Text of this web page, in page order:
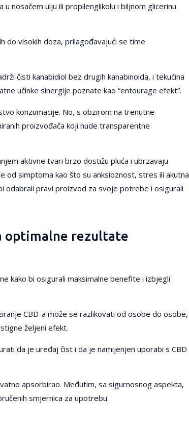
nosačem ulju ili propilenglikolu i biljnom glicerinu
do visokih doza, prilagođavajući se time
čisti kanabidiol bez drugih kanabinoida, i tekućina
učinke sinergije poznate kao “entourage efekt”.
konzumacije. No, s obzirom na trenutne
proizvođača koji nude transparentne
aktivne tvari brzo dostižu pluća i ubrzavaju
od simptoma kao što su anksioznost, stres ili akutna
odabrali pravi proizvod za svoje potrebe i osigurali
optimalne rezultate
kako bi osigurali maksimalne benefite i izbjegli
CBD-a može se razlikovati od osobe do osobe,
željeni efekt.
da je uređaj čist i da je namijenjen uporabi s CBD
apsorbirao. Međutim, sa sigurnosnog aspekta,
smjernica za upotrebu.